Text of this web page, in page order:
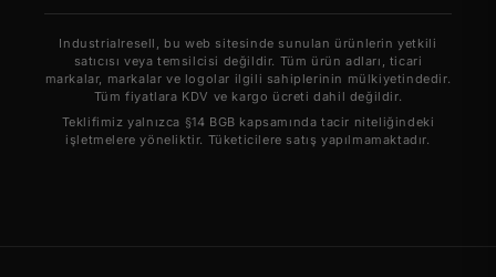
Industrialresell, bu web sitesinde sunulan ürünlerin yetkili
satıcısı veya temsilcisi değildir. Tüm ürün adları, ticari
markalar, markalar ve logolar ilgili sahiplerinin mülkiyetindedir.
Tüm fiyatlara KDV ve kargo ücreti dahil değildir.
Teklifimiz yalnızca §14 BGB kapsamında tacir niteliğindeki
işletmelere yöneliktir. Tüketicilere satış yapılmamaktadır.